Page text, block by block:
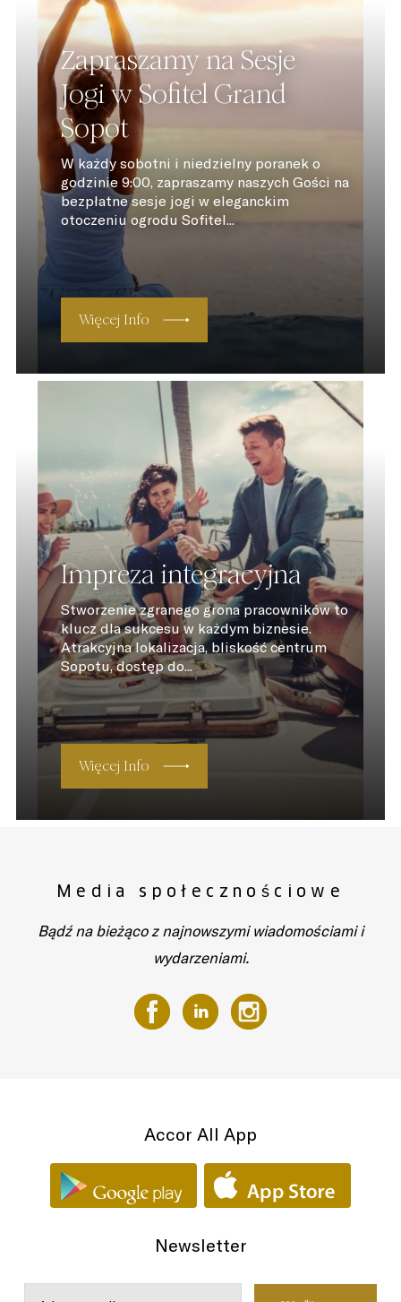
Zapraszamy na Sesje
Jogi w Sofitel Grand
Sopot
W każdy sobotni i niedzielny poranek o
godzinie 9:00, zapraszamy naszych Gości na
bezpłatne sesje jogi w eleganckim
otoczeniu ogrodu Sofitel...
Więcej Info
Impreza integracyjna
Stworzenie zgranego grona pracowników to
klucz dla sukcesu w każdym biznesie.
Atrakcyjna lokalizacja, bliskość centrum
Sopotu, dostęp do...
Więcej Info
Media społecznościowe
Bądź na bieżąco z najnowszymi wiadomościami i
wydarzeniami.
Accor All App
Newsletter